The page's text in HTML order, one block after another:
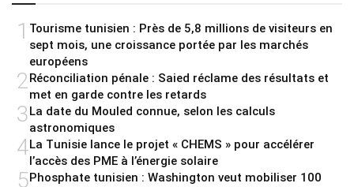
1 Tourisme tunisien : Près de 5,8 millions de visiteurs en
sept mois, une croissance portée par les marchés
européens
2 Réconciliation pénale : Saied réclame des résultats et
met en garde contre les retards
3La date du Mouled connue, selon les calculs
astronomiques
4La Tunisie lance le projet « CHEMS » pour accélérer
l’accès des PME à l’énergie solaire
5Phosphate tunisien : Washington veut mobiliser 100